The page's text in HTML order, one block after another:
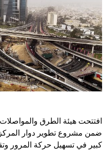
ضمن مشروع تطوير دوار
كبير في تسهيل حركة المرور